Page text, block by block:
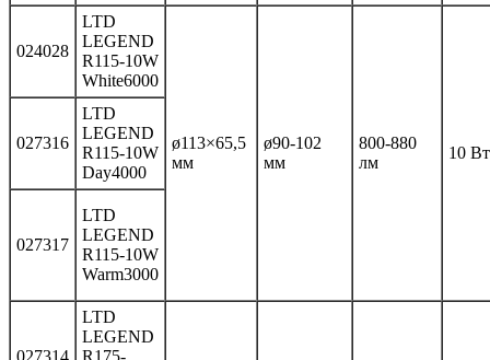
024028
LTD
LEGEND
R115-10W
White6000
ø113×65,5
мм
ø90-102
мм
800-880
лм
10 Вт
027316
LTD
LEGEND
R115-10W
Day4000
027317
LTD
LEGEND
R115-10W
Warm3000
LTD
LEGEND